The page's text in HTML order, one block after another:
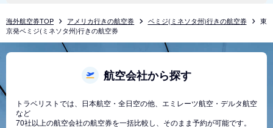
海外航空券TOP アメリカ行きの航空券 ベミジ(ミネソタ州)行きの航空券
東
京発ベミジ(ミネソタ州)行きの航空券
航空会社から探す
トラベリストでは、日本航空・全日空の他、エミレーツ航空・デルタ航空
など
70社以上の航空会社の航空券を一括比較し、そのまま予約が可能です。